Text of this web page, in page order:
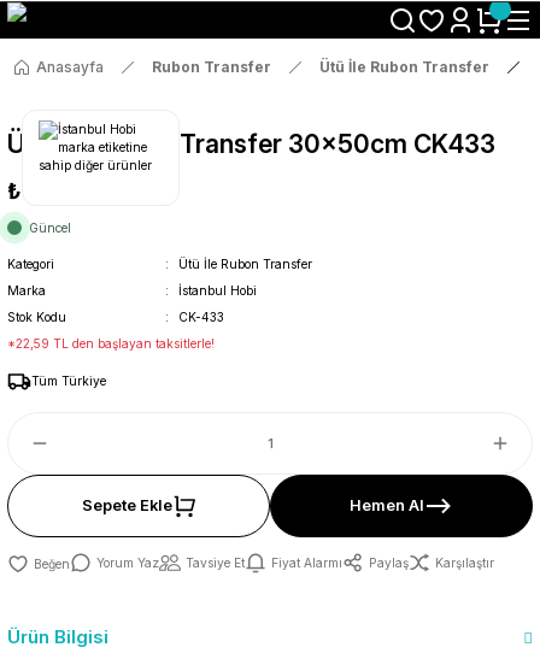
Size Özel "HG10" Koduyla Sepette Hemen %10 İndirimi Kaçırma
Anasayfa Rubon Transfer Ütü İle Rubon Transfer
Ütü İle Rub On Transfer 30x50cm CK433
₺119
Güncel
Kategori
Ütü İle Rubon Transfer
Marka
İstanbul Hobi
Stok Kodu
CK-433
*22,59 TL den başlayan taksitlerle!
Tüm Türkiye
Sepete Ekle Hemen Al
Yorum Yaz Tavsiye Et Fiyat Alarmı Paylaş Karşılaştır
Ürün Bilgisi